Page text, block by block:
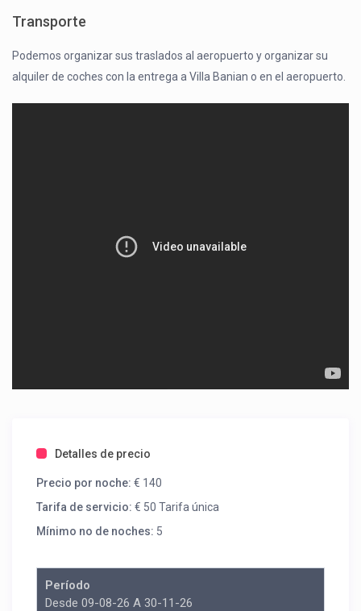
Transporte
Podemos organizar sus traslados al aeropuerto y organizar su
alquiler de coches con la entrega a Villa Banian o en el aeropuerto.
Detalles de precio
Precio por noche: € 140
Tarifa de servicio: € 50 Tarifa única
Mínimo no de noches: 5
Período
Desde 09-08-26 A 30-11-26